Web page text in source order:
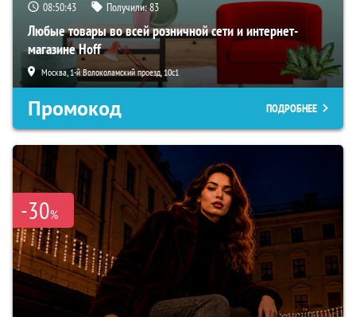
08:50:42 Получили:83
Любые товары во всей розничной сети и интернет-
магазине Hoff
Москва, 1-й Волоколамский проезд, 10с1
Промокод ПОДРОБНЕЕ
-30%